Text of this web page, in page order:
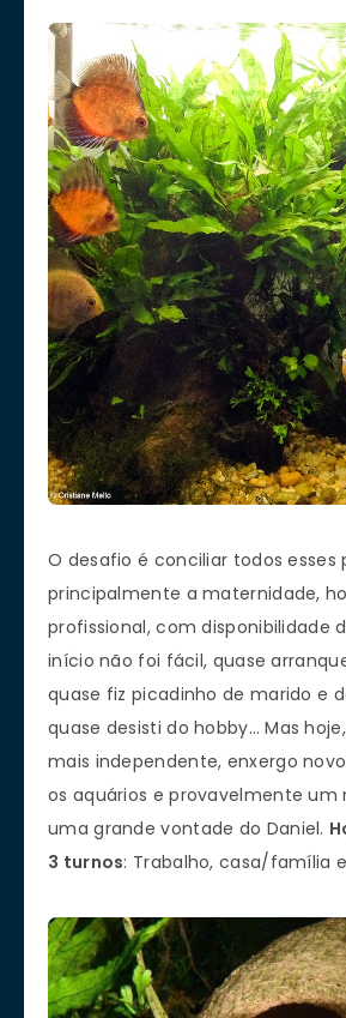
O desafio é conciliar todos esses
principalmente a maternidade,
profissional, com disponibilidade
início não foi fácil, quase
quase fiz picadinho de marido e
quase desisti do hobby… Mas
mais independente, enxergo
os aquários e provavelmente um
uma grande vontade do Daniel.
3 turnos: Trabalho, casa/família